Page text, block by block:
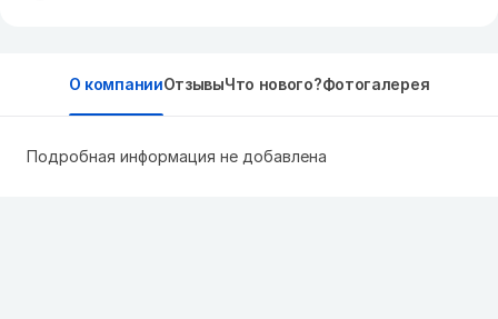
О компанииОтзывыЧто нового?Фотогалерея
Подробная информация не добавлена